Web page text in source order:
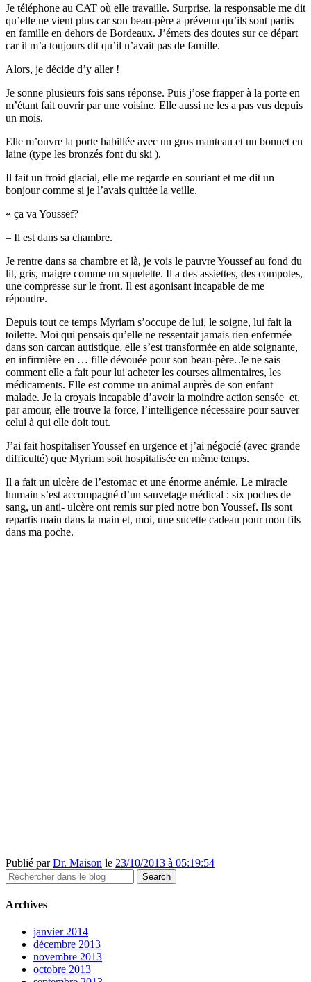
Je téléphone au CAT où elle travaille. Surprise, la responsable me dit
qu’elle ne vient plus car son beau-père a prévenu qu’ils sont partis
en famille en dehors de Bordeaux. J’émets des doutes sur ce départ
car il m’a toujours dit qu’il n’avait pas de famille.
Alors, je décide d’y aller !
Je sonne plusieurs fois sans réponse. Puis j’ose frapper à la porte en
m’étant fait ouvrir par une voisine. Elle aussi ne les a pas vus depuis
un mois.
Elle m’ouvre la porte habillée avec un gros manteau et un bonnet en
laine (type les bronzés font du ski ).
Il fait un froid glacial, elle me regarde en souriant et me dit un
bonjour comme si je l’avais quittée la veille.
« ça va Youssef?
– Il est dans sa chambre.
Je rentre dans sa chambre et là, je vois le pauvre Youssef au fond du
lit, gris, maigre comme un squelette. Il a des assiettes, des compotes,
une compresse sur le front. Il est agonisant incapable de me
répondre.
Depuis tout ce temps Myriam s’occupe de lui, le soigne, lui fait la
toilette. Moi qui pensais qu’elle ne ressentait jamais rien enfermée
dans son carcan autistique, elle s’est transformée en aide soignante,
en infirmière en … fille dévouée pour son beau-père. Je ne sais
comment elle a fait pour lui acheter les courses alimentaires, les
médicaments. Elle est comme un animal auprès de son enfant
malade. Je la croyais incapable d’avoir la moindre action sensée et,
par amour, elle trouve la force, l’intelligence nécessaire pour sauver
celui à qui elle doit tout.
J’ai fait hospitaliser Youssef en urgence et j’ai négocié (avec grande
difficulté) que Myriam soit hospitalisée en même temps.
Il a fait un ulcère de l’estomac et une énorme anémie. Le miracle
humain s’est accompagné d’un sauvetage médical : six poches de
sang, un anti- ulcère ont remis sur pied notre bon Youssef. Ils sont
repartis main dans la main et, moi, une sucette cadeau pour mon fils
dans ma poche.
Publié parDr. Maison le 23/10/2013 à 05:19:54
Archives
janvier 2014
décembre 2013
novembre 2013
octobre 2013